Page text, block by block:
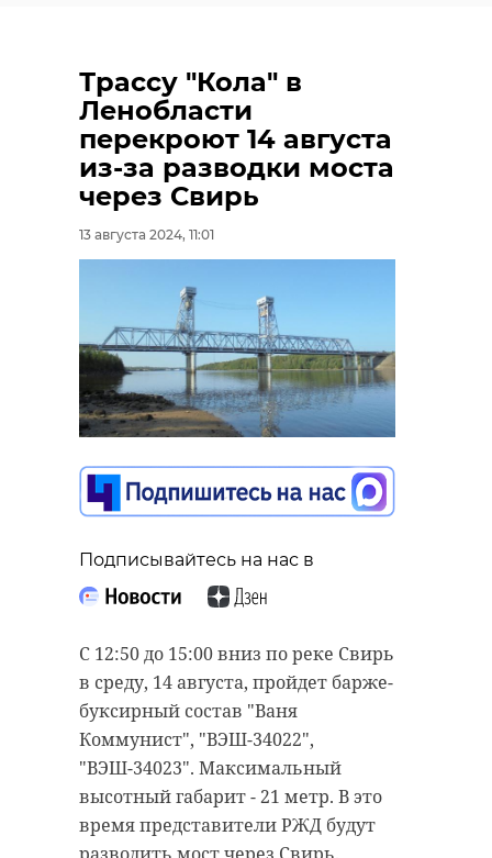
Трассу "Кола" в
Ленобласти
перекроют 14 августа
из-за разводки моста
через Свирь
13 августа 2024, 11:01
Подписывайтесь на нас в
С 12:50 до 15:00 вниз по реке Свирь
в среду, 14 августа, пройдет барже-
буксирный состав "Ваня
Коммунист", "ВЭШ-34022",
"ВЭШ-34023". Максимальный
высотный габарит - 21 метр. В это
время представители РЖД будут